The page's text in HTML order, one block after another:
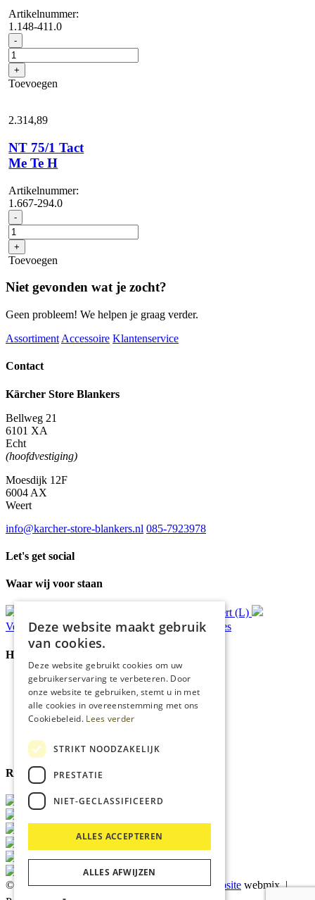
Artikelnummer:
1.148-411.0
- NT
50/1
Tact
Te
L
+
Toevoegen
2.314,89
NT 75/1 Tact
Me Te H
Artikelnummer:
1.667-294.0
- NT
75/1
Tact
Me
Te
aantal
+
Toevoegen
Niet gevonden wat je zocht?
Geen probleem! We helpen je graag verder.
Assortiment Accessoire Klantenservice
Contact
Kärcher Store Blankers
Bellweg 21
6101 XA
Echt
(hoofdvestiging)
Moesdijk 12F
6004 AX
Weert
info@karcher-store-blankers.nl 085-7923978
Let's get social
Waar wij voor staan
Ophalen in Echt of Weert (L)
Verzondenbinnen 48 uur* Persoonlijk advies
Handige Links
Home
Klantenservice
Over ons
Blog
Cookies
Reviewmerk
© 2026 Kärcher Store Blankers |Maatwerk website webmix |
Deze website maakt gebruik
van cookies.
Deze website gebruikt cookies om uw
gebruikerservaring te verbeteren. Door
onze website te gebruiken, stemt u in met
alle cookies in overeenstemming met ons
Cookiebeleid. Lees verder
STRIKT NOODZAKELIJK
PRESTATIE
NIET-GECLASSIFICEERD
ALLES ACCEPTEREN
ALLES AFWIJZEN